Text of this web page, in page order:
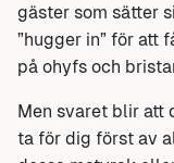
gäster som sätter
”hugger in” för att
på ohyfs och
Men svaret blir att
ta för dig först av